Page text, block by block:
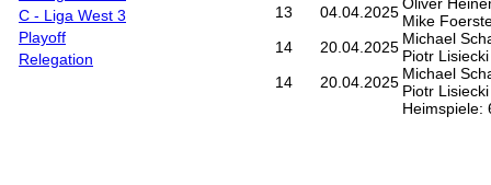
C - Liga West 3
Playoff
Relegation
13
04.04.2025 Mike
14
20.04.2025 Michael
Piotr Lisiecki
14
20.04.2025 Michael
Piotr Lisiecki
Heimspiele: